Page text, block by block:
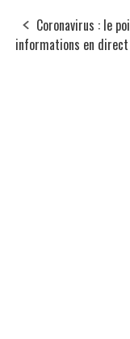
Coronavirus : le
informations en